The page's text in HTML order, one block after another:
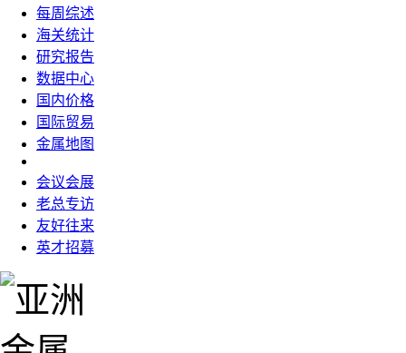
每周综述
海关统计
研究报告
数据中心
国内价格
国际贸易
金属地图
会议会展
老总专访
友好往来
英才招募